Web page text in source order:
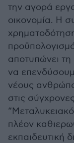
την αγορά
οικονομία. Η
αποτυπώνει
να
νέους
στις
πλέον
εκπαιδευτική